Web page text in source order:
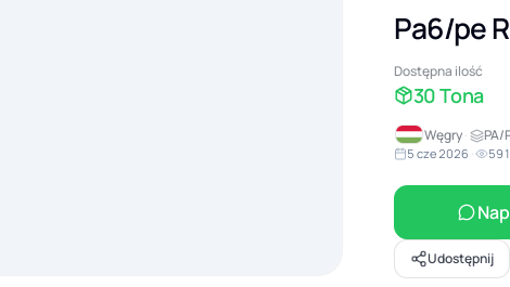
Pa6/pe
Dostępna ilość
30 Tona
Węgry· PA/
5 cze 2026 ·
Udostępnij